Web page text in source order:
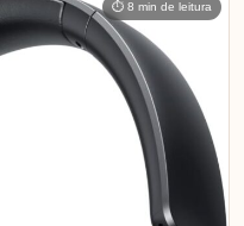
⏱ 8 min de leitura